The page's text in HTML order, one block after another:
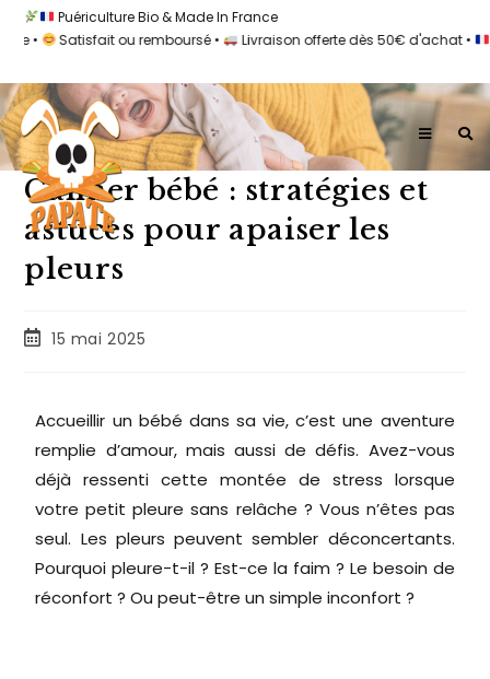
Puériculture Bio & Made In France
Satisfait ou remboursé • Livraison offerte dès 50€ d'achat •
Calmer bébé : stratégies et
astuces pour apaiser les
pleurs
15 mai 2025
Accueillir un bébé dans sa vie, c’est une aventure
remplie d’amour, mais aussi de défis. Avez-vous
déjà ressenti cette montée de stress lorsque
votre petit pleure sans relâche ? Vous n’êtes pas
seul. Les pleurs peuvent sembler déconcertants.
Pourquoi pleure-t-il ? Est-ce la faim ? Le besoin de
réconfort ? Ou peut-être un simple inconfort ?